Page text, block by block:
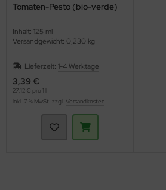
Tomaten-Pesto (bio-verde)
Inhalt: 125 ml
Versandgewicht: 0,230 kg
Lieferzeit: 1-4 Werktage
3,39 €
27,12 € pro 1 l
inkl. 7 % MwSt. zzgl. Versandkosten